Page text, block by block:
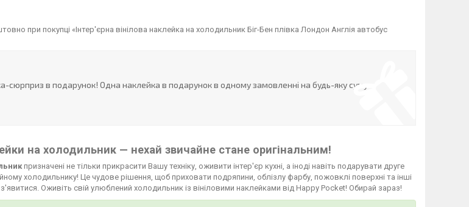
при покупці «Інтер'єрна вінілова наклейка на холодильник Біг-Бен плівка Лондон Англія автобус
сюрприз в подарунок! Одна наклейка в подарунок в одному замовленні на будь-яку суму
на холодильник — нехай звичайне стане оригінальним!
призначені не тільки прикрасити Вашу техніку, оживити інтер'єр кухні, а іноді навіть подарувати друге
холодильнику! Це чудове рішення, щоб приховати подряпини, облізлу фарбу, пожовклі поверхні та інші
Оживіть свій улюблений холодильник із вініловими наклейками від Happy Pocket! Обирай зараз!